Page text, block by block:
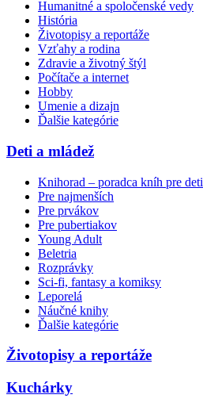
Humanitné a spoločenské vedy
História
Životopisy a reportáže
Vzťahy a rodina
Zdravie a životný štýl
Počítače a internet
Hobby
Umenie a dizajn
Ďalšie kategórie
Deti a mládež
Knihorad – poradca kníh pre deti
Pre najmenších
Pre prvákov
Pre pubertiakov
Young Adult
Beletria
Rozprávky
Sci-fi, fantasy a komiksy
Leporelá
Náučné knihy
Ďalšie kategórie
Životopisy a reportáže
Kuchárky